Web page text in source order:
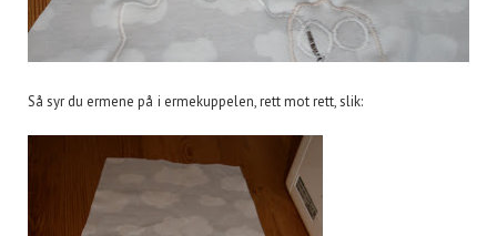
Så syr du ermene på i ermekuppelen, rett mot rett, slik: